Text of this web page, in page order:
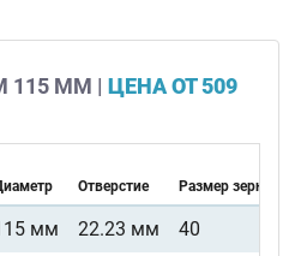
115 ММ | ЦЕНА ОТ 509
Отверстие Размер зерна
мм 22.23 мм
40